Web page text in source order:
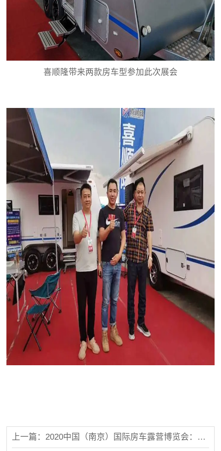
喜顺隆带来两款房车型参加此次展会
上一篇：2020中国（南京）国际房车露营博览会：喜顺隆拖挂参展